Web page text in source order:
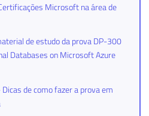
Microsoft na área de
de estudo da prova DP-300
Databases on Microsoft Azure
de como fazer a prova em